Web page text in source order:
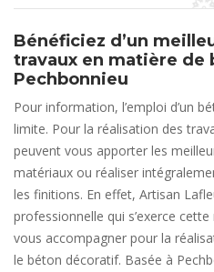
Bénéficiez d’un
travaux en matière de
Pechbonnieu
Pour information, l’emploi d’un
limite. Pour la réalisation des
peuvent vous apporter les
matériaux ou réaliser
les finitions. En effet, Artisan
professionnelle qui s’exerce
vous accompagner pour la
le béton décoratif. Basée à